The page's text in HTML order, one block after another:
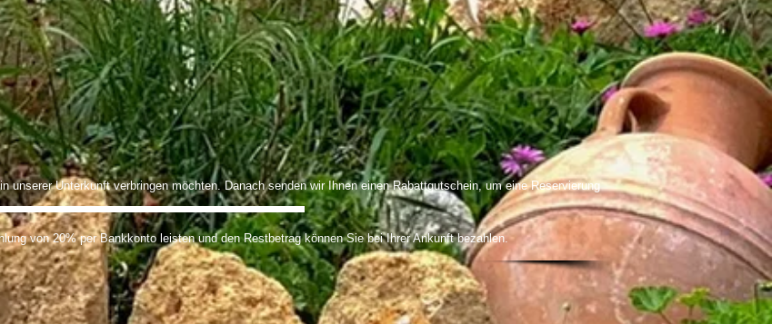
unserer Unterkunft verbringen möchten. Danach senden wir Ihnen einen Rabattgutschein, um eine Reservierung
von 20% per Bankkonto leisten und den Restbetrag können Sie bei Ihrer Ankunft bezahlen.